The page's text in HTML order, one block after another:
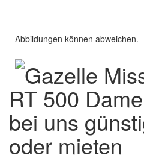
Abbildungen können abweichen.
Gazelle
RT 500
bei uns
oder mieten